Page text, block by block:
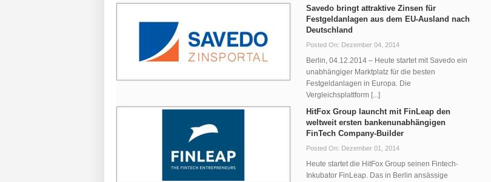
Savedo bringt attraktive Zinsen für
Festgeldanlagen aus dem EU-Ausland nach
Deutschland
Posted On: Dezember 04, 2014
Berlin, 04.12.2014 – Heute startet mit Savedo ein
unabhängiger Marktplatz für die besten
Festgeldanlagen in Europa. Die
Vergleichsplattform [...]
HitFox Group launcht mit FinLeap den
weltweit ersten bankenunabhängigen
FinTech Company-Builder
Posted On: Dezember 01, 2014
Heute startet die HitFox Group seinen Fintech-
Inkubator FinLeap. Das in Berlin ansässige